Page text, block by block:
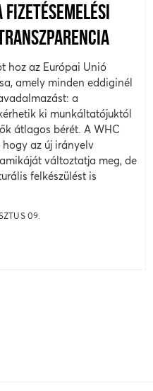
FIZETÉSEMELÉSI
hoz az Európai Unió
amely minden eddiginél
a
ki munkáltatójuktól
átlagos bérét. A WHC
az új irányelv
változtatja meg, de
felkészülést is
09.